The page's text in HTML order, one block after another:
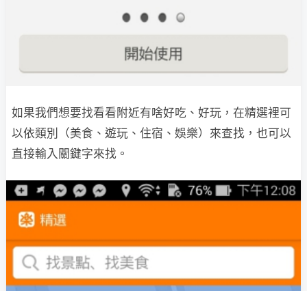
如果我們想要找看看附近有啥好吃、好玩，在精選裡可
以依類別（美食、遊玩、住宿、娛樂）來查找，也可以
直接輸入關鍵字來找。